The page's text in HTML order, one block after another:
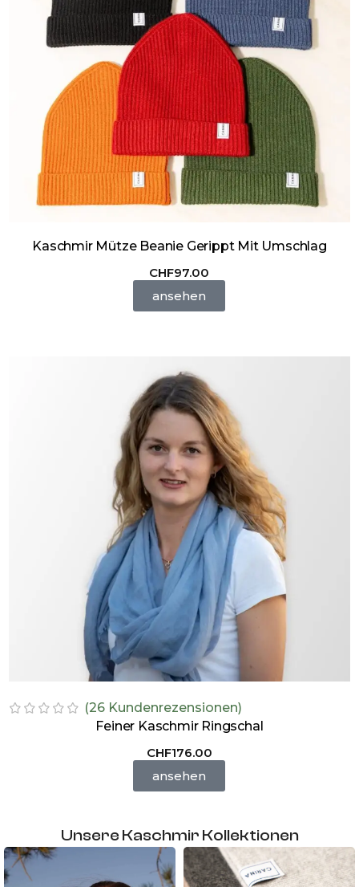
Kaschmir Mütze Beanie Gerippt Mit Umschlag
CHF97.00
ansehen
(26 Kundenrezensionen)
Feiner Kaschmir Ringschal
CHF176.00
ansehen
Unsere Kaschmir Kollektionen